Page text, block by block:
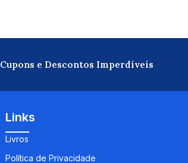
Cupons e Descontos Imperdíveis
Links
Livros
Política de Privacidade